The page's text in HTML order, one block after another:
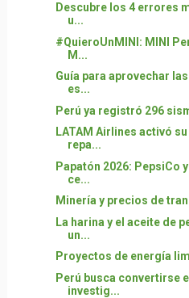
Descubre los 4 errores
u...
#QuieroUnMINI: MINI
M...
Guía para aprovechar
es...
Perú ya registró 296
LATAM Airlines activó
repa...
Papatón 2026: PepsiCo
ce...
Minería y precios de
La harina y el aceite de
un...
Proyectos de energía
Perú busca convertirse
investig...